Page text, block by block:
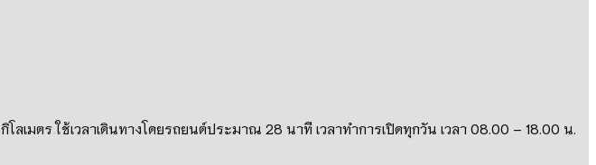
กิโลเมตร ใช้เวลาเดินทางโดยรถยนต์ประมาณ 28 นาที เวลาทำการเปิดทุกวัน เวลา 08.00 – 18.00 น.